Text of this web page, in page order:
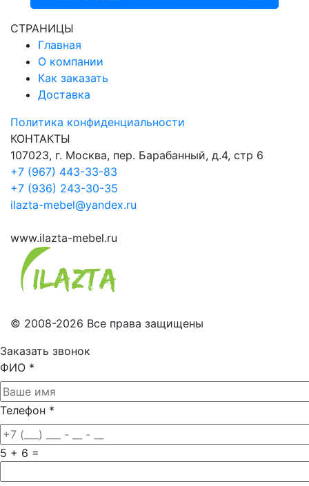
СТРАНИЦЫ
Главная
О компании
Как заказать
Доставка
Политика конфиденциальности
КОНТАКТЫ
107023, г. Москва, пер. Барабанный, д.4, стр 6
+7 (967) 443-33-83
+7 (936) 243-30-35
ilazta-mebel@yandex.ru
www.ilazta-mebel.ru
© 2008-2026 Все права защищены
Заказать звонок
ФИО *
Телефон *
5 + 6 =